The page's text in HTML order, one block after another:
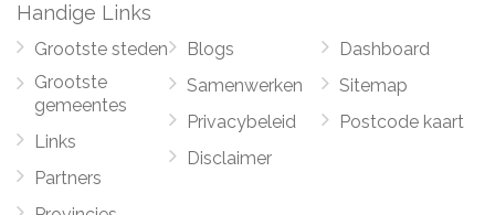
Handige Links
Grootste steden
Grootste
gemeentes
Links
Partners
Blogs
Samenwerken
Privacybeleid
Disclaimer
Dashboard
Sitemap
Postcode kaart